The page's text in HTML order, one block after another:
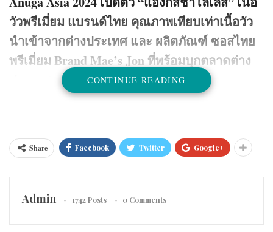
วัวพรีเมี่ยม แบรนด์ไทย คุณภาพเทียบเท่าเนื้อวัว
นำเข้าจากต่างประเทศ และ ผลิตภัณฑ์ ซอสไทย
พรีเมี่ยม Brand Mae’s Jon ที่พร้อมบุกตลาดต่าง
พรีเมี่ยม ตอบโจทย์ความอร่อย ที่สามารถส่งตรงให้กับผู้บริโภค
เทียบเท่ากับ เนื้อวัวพรีเมี่ยมนำเข้าจากต่างประเทศ
CONTINUE READING
Share Facebook Twitter Google+
Admin 1742 Posts 0 Comments